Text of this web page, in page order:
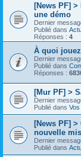
[News PF]
une démo
Dernier
Publié dans
Réponses : 4
À quoi
Dernier
Publié dans
Réponses :
[Mur PF] >
Dernier
Publié dans
[News PF]
nouvelle
Dernier
Publié dans